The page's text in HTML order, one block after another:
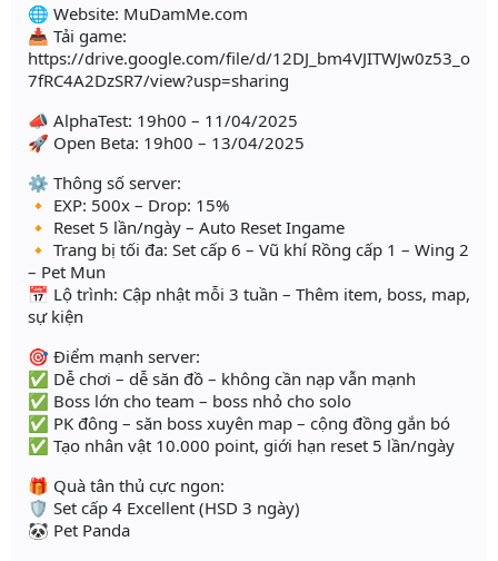
🌐 Website: MuDamMe.com
📥 Tải game:
https://drive.google.com/file/d/12DJ_bm4VJITWJw0z53_o
7fRC4A2DzSR7/view?usp=sharing
📣 AlphaTest: 19h00 – 11/04/2025
🚀 Open Beta: 19h00 – 13/04/2025
⚙️ Thông số server:
🔸 EXP: 500x – Drop: 15%
🔸 Reset 5 lần/ngày – Auto Reset Ingame
🔸 Trang bị tối đa: Set cấp 6 – Vũ khí Rồng cấp 1 – Wing 2
– Pet Mun
📅 Lộ trình: Cập nhật mỗi 3 tuần – Thêm item, boss, map,
sự kiện
🎯 Điểm mạnh server:
✅ Dễ chơi – dễ săn đồ – không cần nạp vẫn mạnh
✅ Boss lớn cho team – boss nhỏ cho solo
✅ PK đông – săn boss xuyên map – cộng đồng gắn bó
✅ Tạo nhân vật 10.000 point, giới hạn reset 5 lần/ngày
🎁 Quà tân thủ cực ngon:
🛡️ Set cấp 4 Excellent (HSD 3 ngày)
🐼 Pet Panda